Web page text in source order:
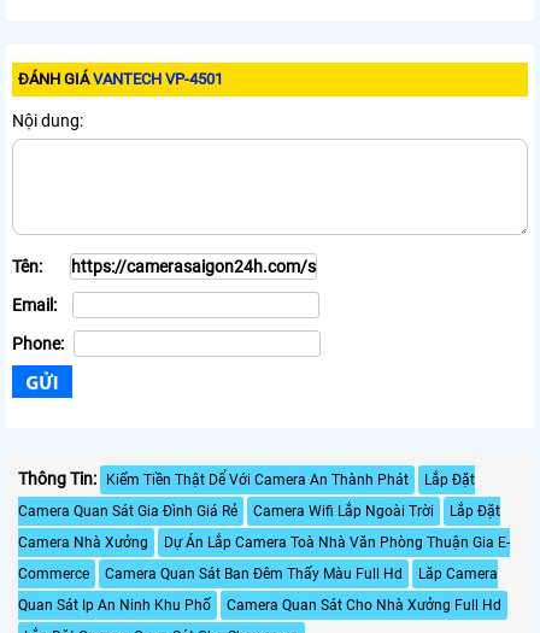
ĐÁNH GIÁVANTECH VP-4501
Nội dung:
Tên:
Email:
Phone:
Thông Tin: Kiếm Tiền Thật Dể Với Camera An Thành Phát
Lắp Đặt
Camera Quan Sát Gia Đình Giá Rẻ
Camera Wifi Lắp Ngoài Trời
Lắp Đặt
Camera Nhà Xưởng
Dự Án Lắp Camera Toà Nhà Văn Phòng Thuận Gia E-
Commerce
Camera Quan Sát Ban Đêm Thấy Màu Full Hd
Lăp Camera
Quan Sát Ip An Ninh Khu Phố
Camera Quan Sát Cho Nhà Xưởng Full Hd